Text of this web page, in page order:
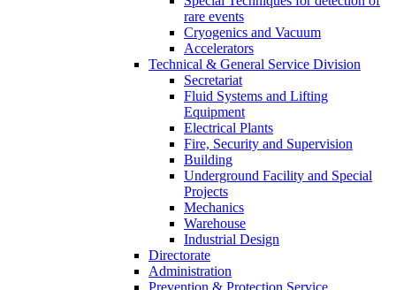
rare events
Cryogenics and Vacuum
Accelerators
Technical & General Service Division
Secretariat
Fluid Systems and Lifting
Equipment
Electrical Plants
Fire, Security and Supervision
Building
Underground Facility and Special
Projects
Mechanics
Warehouse
Industrial Design
Directorate
Administration